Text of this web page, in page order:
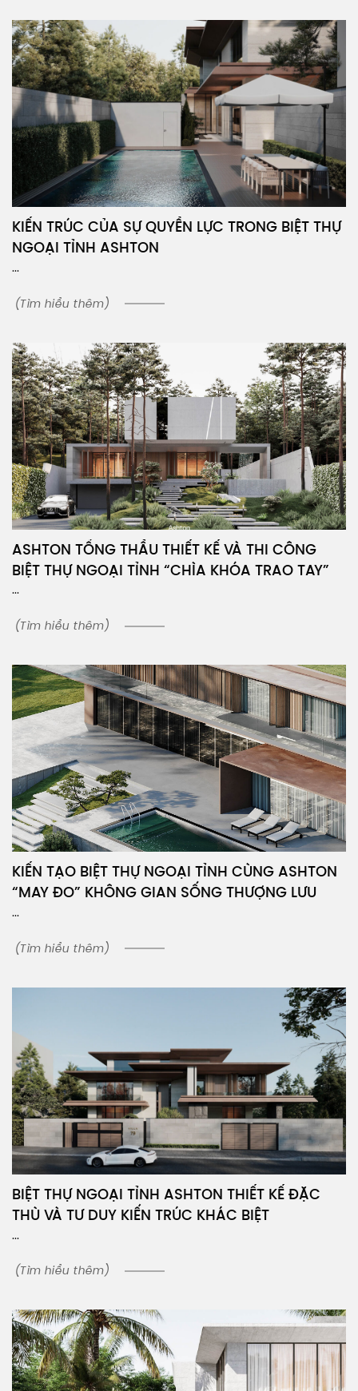
KIẾN TRÚC CỦA SỰ QUYỀN LỰC TRONG BIỆT THỰ
NGOẠI TỈNH ASHTON
...
(Tìm hiểu thêm)
ASHTON TỔNG THẦU THIẾT KẾ VÀ THI CÔNG
BIỆT THỰ NGOẠI TỈNH “CHÌA KHÓA TRAO TAY”
...
(Tìm hiểu thêm)
KIẾN TẠO BIỆT THỰ NGOẠI TỈNH CÙNG ASHTON
“MAY ĐO” KHÔNG GIAN SỐNG THƯỢNG LƯU
...
(Tìm hiểu thêm)
BIỆT THỰ NGOẠI TỈNH ASHTON THIẾT KẾ ĐẶC
THÙ VÀ TƯ DUY KIẾN TRÚC KHÁC BIỆT
...
(Tìm hiểu thêm)